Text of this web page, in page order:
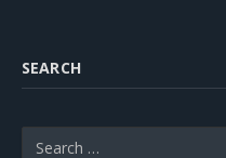
SEARCH